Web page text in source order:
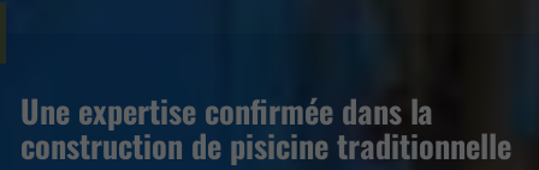
Une expertise confirmée dans la
construction de pisicine traditionnelle